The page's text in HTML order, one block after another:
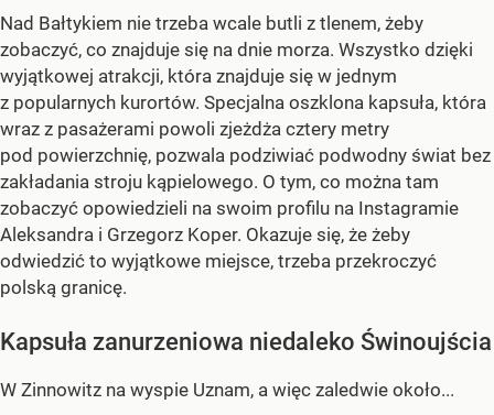
Nad Bałtykiem nie trzeba wcale butli z tlenem, żeby
zobaczyć, co znajduje się na dnie morza. Wszystko dzięki
wyjątkowej atrakcji, która znajduje się w jednym
z popularnych kurortów. Specjalna oszklona kapsuła, która
wraz z pasażerami powoli zjeżdża cztery metry
pod powierzchnię, pozwala podziwiać podwodny świat bez
zakładania stroju kąpielowego. O tym, co można tam
zobaczyć opowiedzieli na swoim profilu na Instagramie
Aleksandra i Grzegorz Koper. Okazuje się, że żeby
odwiedzić to wyjątkowe miejsce, trzeba przekroczyć
polską granicę.
Kapsuła zanurzeniowa niedaleko Świnoujścia
W Zinnowitz na wyspie Uznam, a więc zaledwie około...